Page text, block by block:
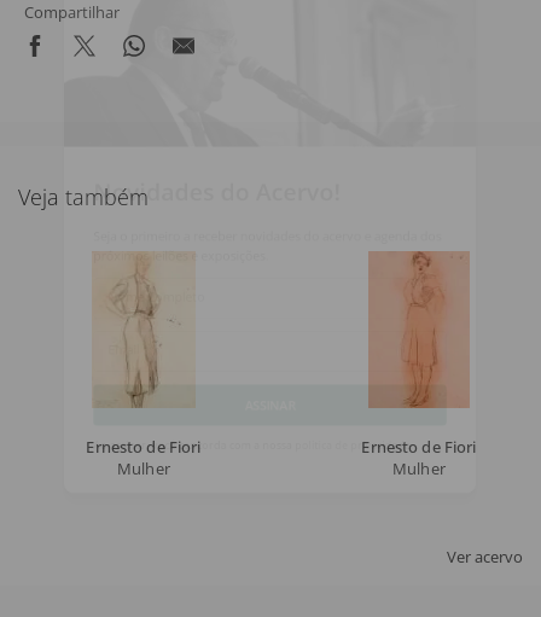
Compartilhar
Veja também
Ernesto de Fiori
Mulher
Ernesto de Fiori
Mulher
Ver acervo
Novidades do Acervo!
Nome Completo